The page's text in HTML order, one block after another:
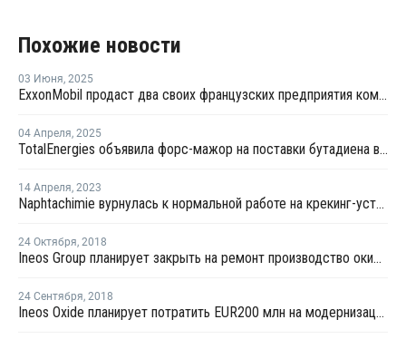
Похожие новости
03 Июня, 2025
ExxonMobil продаст два своих французских предприятия компании North Atlantic
04 Апреля, 2025
TotalEnergies объявила форс-мажор на поставки бутадиена во Франции
14 Апреля, 2023
Naphtachimie вурнулась к нормальной работе на крекинг-установке в Лавере
24 Октября, 2018
Ineos Group планирует закрыть на ремонт производство окиси этилена в Лавере
24 Сентября, 2018
Ineos Oxide планирует потратить EUR200 млн на модернизацию производства окиси этилена в Европе